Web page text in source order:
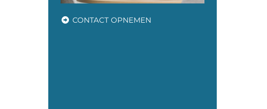
CONTACT OPNEMEN